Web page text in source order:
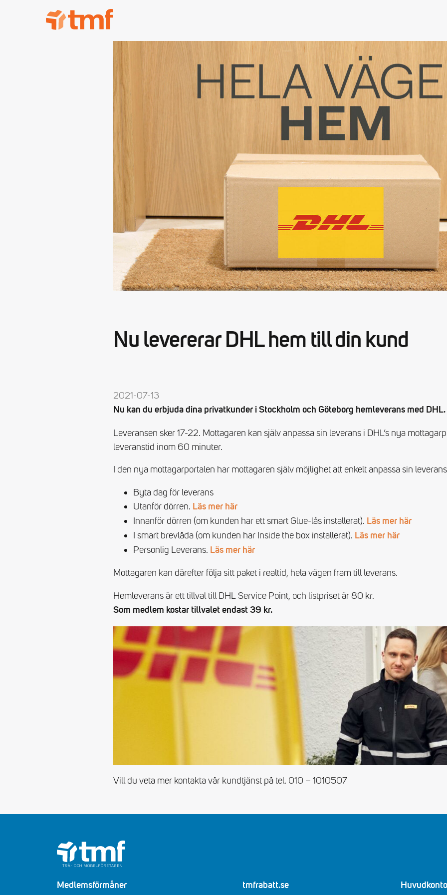
Nu levererar DHL hem till din kund
2021-07-13
Nu kan du erbjuda dina privatkunder i Stockholm och Göteborg hemleverans med DHL.
Leveransen sker 17-22. Mottagaren kan själv anpassa sin leverans i DHL’s nya
leveranstid inom 60 minuter.
I den nya mottagarportalen har mottagaren själv möjlighet att enkelt anpassa sin
Byta dag för leverans
Utanför dörren. Läs mer här
Innanför dörren (om kunden har ett smart Glue-lås installerat). Läs mer här
I smart brevlåda (om kunden har Inside the box installerat). Läs mer här
Personlig Leverans. Läs mer här
Mottagaren kan därefter följa sitt paket i realtid, hela vägen fram till leverans.
Hemleverans är ett tillval till DHL Service Point, och listpriset är 80 kr.
Som medlem kostar tillvalet endast 39 kr.
Vill du veta mer kontakta vår kundtjänst på tel. 010 – 1010507
Medlemsförmåner tmfrabatt.se